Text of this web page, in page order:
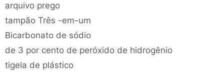
arquivo prego
tampão Três -em-um
Bicarbonato de sódio
de 3 por cento de peróxido de hidrogênio
tigela de plástico